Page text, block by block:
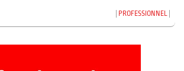
PROFESSIONNEL